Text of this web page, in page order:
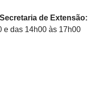
de Extensão:
e das 14h00 às 17h00